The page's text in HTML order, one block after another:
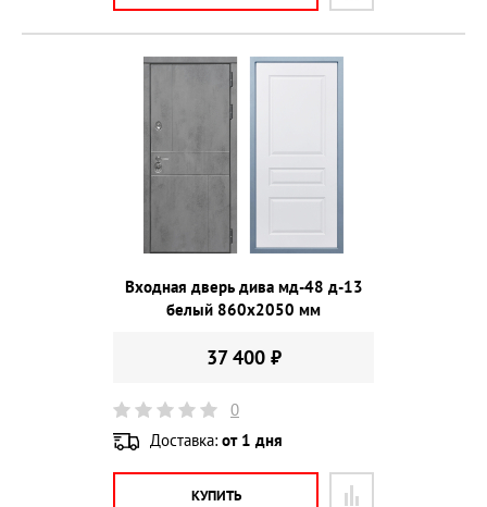
Входная дверь дива мд-48 д-13
белый 860х2050 мм
37 400 ₽
0
Доставка: от 1 дня
КУПИТЬ